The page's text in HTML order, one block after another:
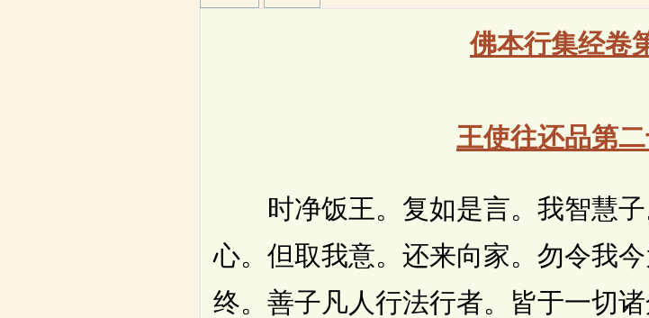
佛本行集经卷
王使往还品第
时净饭王。复如是言。我智慧子
心。但取我意。还来向家。勿令我
终。善子凡人行法行者。皆于一切